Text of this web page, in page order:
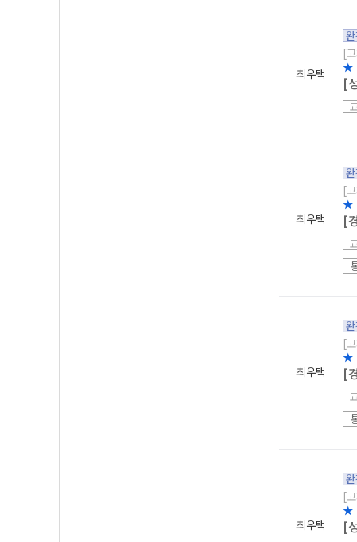
최우택
[
★
[
최우택
[
★
[
최우택
[
★
[
최우택
[
★
[